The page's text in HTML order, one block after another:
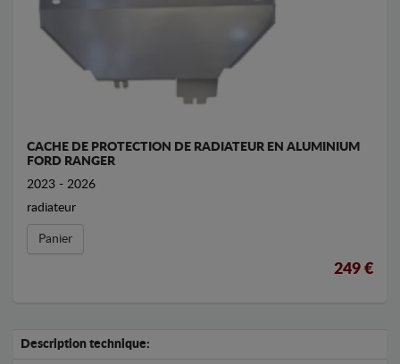
CACHE DE PROTECTION DE RADIATEUR EN ALUMINIUM
FORD RANGER
2023 - 2026
radiateur
Panier
249 €
Description technique: